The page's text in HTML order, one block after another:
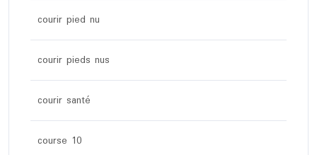
courir pied nu
courir pieds nus
courir santé
course 10